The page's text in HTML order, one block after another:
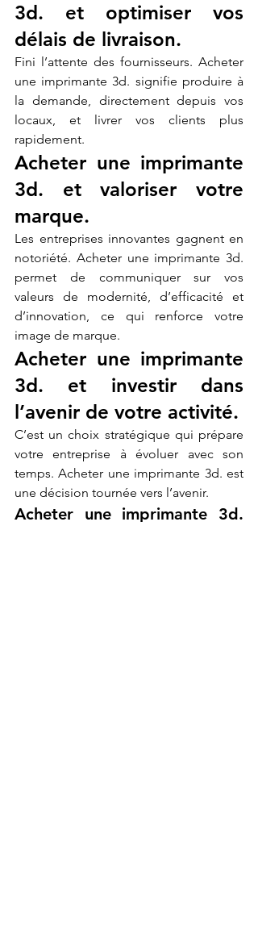
3d. et optimiser vos
délais de livraison.
Fini l’attente des fournisseurs. Acheter
une imprimante 3d. signifie produire à
la demande, directement depuis vos
locaux, et livrer vos clients plus
rapidement.
Acheter une imprimante
3d. et valoriser votre
marque.
Les entreprises innovantes gagnent en
notoriété. Acheter une imprimante 3d.
permet de communiquer sur vos
valeurs de modernité, d’efficacité et
d’innovation, ce qui renforce votre
image de marque.
Acheter une imprimante
3d. et investir dans
l’avenir de votre activité.
C’est un choix stratégique qui prépare
votre entreprise à évoluer avec son
temps. Acheter une imprimante 3d. est
une décision tournée vers l’avenir.
Acheter une imprimante 3d.